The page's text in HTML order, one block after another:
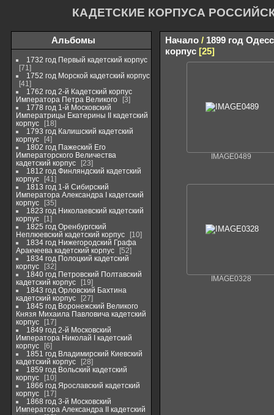
КАДЕТСКИЕ КОРПУСА
Альбомы
1732 год Первый кадетский корпус
71
1752 год Морской кадетский корпус
41
1762 год 2-й Кадетский корпус
Императора Петра Великого
3
1778 год 1-й Московский
Императрицы Екатерины II кадетский
корпус
18
1793 год Калишский кадетский
корпус
4
1802 год Пажеский Его
Императорского Величества
кадетский корпус
23
1812 год Финляндский кадетский
корпус
41
1813 год 1-й Сибирский
Императора Александра I кадетский
корпус
35
1823 год Николаевский кадетский
корпус
1
1825 год Оренбургский
Неплюевский кадетский корпус
10
1834 год Нижегородский Графа
Аракчеева кадетский корпус
52
1834 год Полоцкий кадетский
корпус
32
1840 год Петровский Полтавский
кадетский корпус
19
1843 год Орловский Бахтина
кадетский корпус
27
1845 год Воронежский Великого
Князя Михаила Павловича кадетский
корпус
17
1849 год 2-й Московский
Императора Николай I кадетский
корпус
6
1851 год Владимирский Киевский
кадетский корпус
28
1859 год Вольский кадетский
корпус
10
1866 год Ярославский кадетский
корпус
17
1868 год 3-й Московский
Императора Александра II кадетский
Начало/ 1899 год
корпус 25
IMAGE0489
IMAGE0328